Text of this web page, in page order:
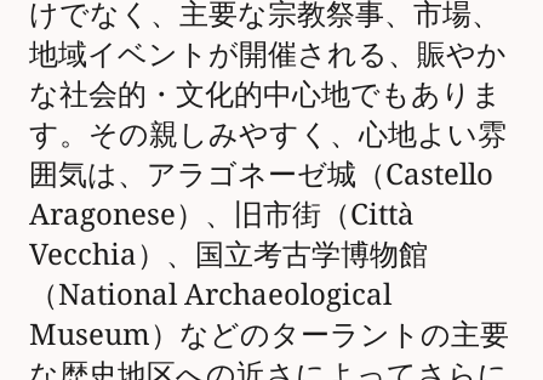
けでなく、主要な宗教祭事、市場、
地域イベントが開催される、賑やか
な社会的・文化的中心地でもありま
す。その親しみやすく、心地よい雰
囲気は、アラゴネーゼ城（Castello
Aragonese）、旧市街（Città
Vecchia）、国立考古学博物館
（National Archaeological
Museum）などのターラントの主要